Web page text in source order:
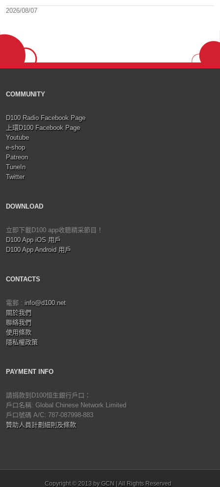
2026/08/07
COMMUNITY
D100 Radio Facebook Page
上環D100 Facebook Page
Youtube
e-shop
Patreon
TuneIn
Twitter
DOWNLOAD
立即下載D100 app收聽精采節目！
D100 App iOS 用戶
D100 App Android 用戶
CONTACTS
電郵 : info@d100.net
關於我們
聯絡我們
使用條款
隱私權政策
PAYMENT INFO
請捐款到D100恒生銀行戶口：
戶口名稱: Global Chinese Network Limited
戶口號碼 A/C: 787-087998-883
贊助人員計劃細則及條款
Copyright © 2013 by GCN | All Rights Reserved